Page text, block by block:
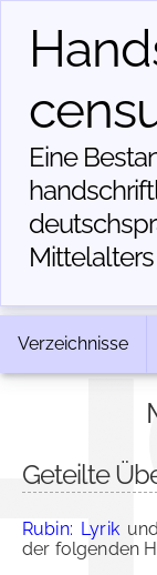
Eine
Mittelalters
Verzeichnisse
Geteilte
Rubin: Lyrikund
der folgenden